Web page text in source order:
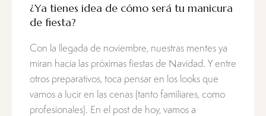
¿Ya tienes idea de cómo será tu manicura
de fiesta?
Con la llegada de noviembre, nuestras mentes ya
miran hacia las próximas fiestas de Navidad. Y entre
otros preparativos, toca pensar en los looks que
vamos a lucir en las cenas (tanto familiares, como
profesionales). En el post de hoy, vamos a